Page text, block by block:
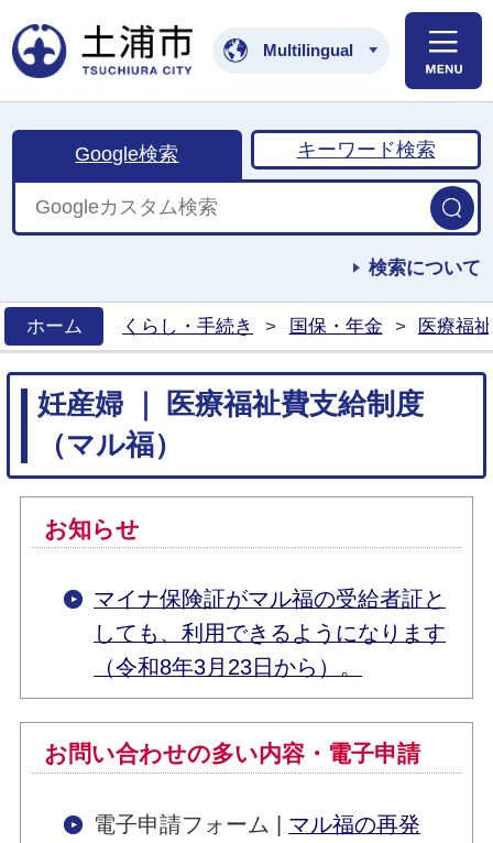
土浦市公式ホームペ
Multilingual
Google検索 キーワード検索
検索について
ホーム
くらし・手続き > 国保・年金 > 医療福
妊産婦 ｜ 医療福祉費支給制度
（マル福）
お知らせ
マイナ保険証がマル福の受給者証と
しても、利用できるようになります
（令和8年3月23日から）。
お問い合わせの多い内容・電子申請
電子申請フォーム | マル福の再発